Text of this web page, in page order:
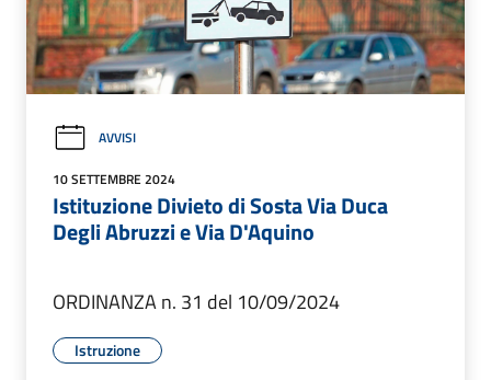
AVVISI
10 SETTEMBRE 2024
Istituzione Divieto di Sosta Via Duca
Degli Abruzzi e Via D'Aquino
ORDINANZA n. 31 del 10/09/2024
Istruzione